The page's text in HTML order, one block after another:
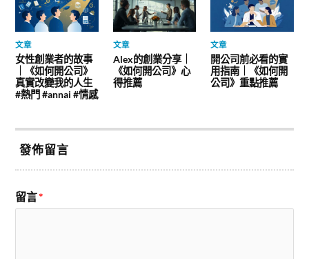
文章
女性創業者的故事
｜《如何開公司》
真實改變我的人生
#熱門 #annai #情感
文章
Alex的創業分享｜
《如何開公司》心
得推薦
文章
開公司前必看的實
用指南｜《如何開
公司》重點推薦
發佈留言
留言*